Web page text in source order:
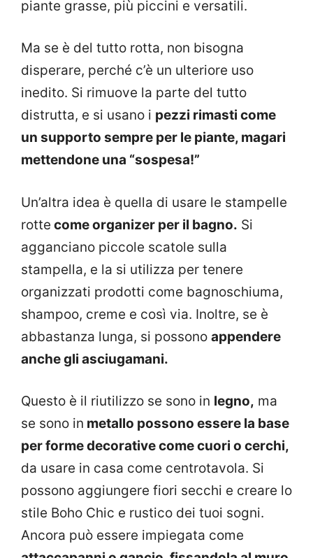
piante grasse, più piccini e versatili.
Ma se è del tutto rotta, non bisogna
disperare, perché c’è un ulteriore uso
inedito. Si rimuove la parte del tutto
distrutta, e si usano i pezzi rimasti come
un supporto sempre per le piante, magari
mettendone una “sospesa!”
Un’altra idea è quella di usare le stampelle
rotte come organizer per il bagno. Si
agganciano piccole scatole sulla
stampella, e la si utilizza per tenere
organizzati prodotti come bagnoschiuma,
shampoo, creme e così via. Inoltre, se è
abbastanza lunga, si possono appendere
anche gli asciugamani.
Questo è il riutilizzo se sono in legno, ma
se sono in metallo possono essere la base
per forme decorative come cuori o cerchi,
da usare in casa come centrotavola. Si
possono aggiungere fiori secchi e creare lo
stile Boho Chic e rustico dei tuoi sogni.
Ancora può essere impiegata come